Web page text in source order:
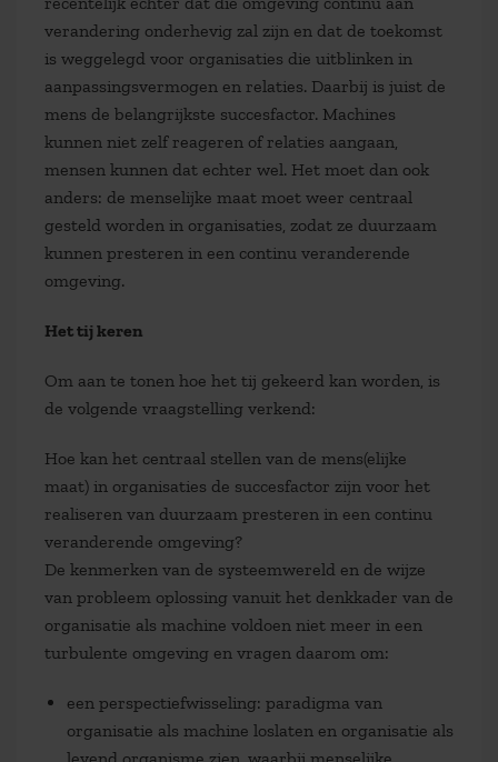
verandering onderhevig zal zijn en dat de toekomst
is weggelegd voor organisaties die uitblinken in
aanpassingsvermogen en relaties. Daarbij is juist de
mens de belangrijkste succesfactor. Machines
kunnen niet zelf reageren of relaties aangaan,
mensen kunnen dat echter wel. Het moet dan ook
anders: de menselijke maat moet weer centraal
gesteld worden in organisaties, zodat ze duurzaam
kunnen presteren in een continu veranderende
omgeving.
Het tij keren
Om aan te tonen hoe het tij gekeerd kan worden, is
de volgende vraagstelling verkend:
Hoe kan het centraal stellen van de mens(elijke
maat) in organisaties de succesfactor zijn voor het
realiseren van duurzaam presteren in een continu
veranderende omgeving?
De kenmerken van de systeemwereld en de wijze
van probleem oplossing vanuit het denkkader van de
organisatie als machine voldoen niet meer in een
turbulente omgeving en vragen daarom om:
een perspectiefwisseling: paradigma van
organisatie als machine loslaten en organisatie als